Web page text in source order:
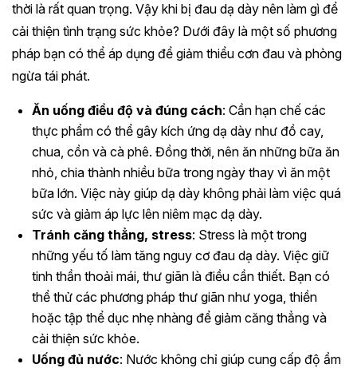
thời là rất quan trọng. Vậy khi bị đau dạ dày nên làm gì để
cải thiện tình trạng sức khỏe? Dưới đây là một số phương
pháp bạn có thể áp dụng để giảm thiểu cơn đau và phòng
ngừa tái phát.
Ăn uống điều độ và đúng cách: Cần hạn chế các
thực phẩm có thể gây kích ứng dạ dày như đồ cay,
chua, cồn và cà phê. Đồng thời, nên ăn những bữa ăn
nhỏ, chia thành nhiều bữa trong ngày thay vì ăn một
bữa lớn. Việc này giúp dạ dày không phải làm việc quá
sức và giảm áp lực lên niêm mạc dạ dày.
Tránh căng thẳng, stress: Stress là một trong
những yếu tố làm tăng nguy cơ đau dạ dày. Việc giữ
tinh thần thoải mái, thư giãn là điều cần thiết. Bạn có
thể thử các phương pháp thư giãn như yoga, thiền
hoặc tập thể dục nhẹ nhàng để giảm căng thẳng và
cải thiện sức khỏe.
Uống đủ nước: Nước không chỉ giúp cung cấp độ ẩm